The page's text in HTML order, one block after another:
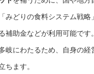
みどりの食料システム戦
補助金などが利用可能で
岐にわたるため、自身の
ちます。